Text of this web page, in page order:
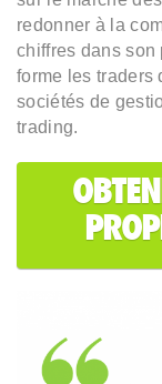
redonner à la
chiffres dans son
forme les traders
sociétés de
trading.